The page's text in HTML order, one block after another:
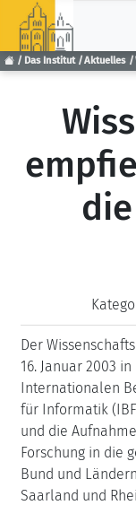
Das Institut Aktuelles
Der
16. Januar 2003
Internationalen
für Informatik
und die
Forschung in die
Bund und
Saarland und